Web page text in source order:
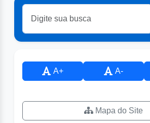
A+ A-
Mapa do Site